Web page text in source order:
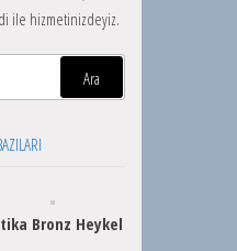
ile hizmetinizdeyiz.
Bronz Heykel